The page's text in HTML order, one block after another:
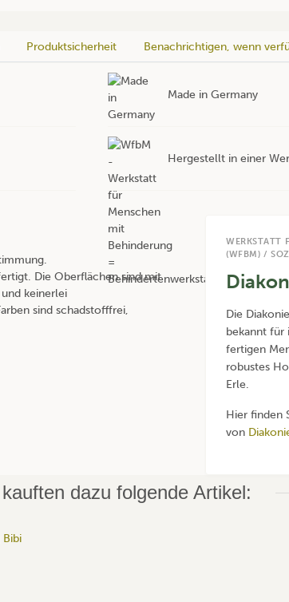
Produktsicherheit Benachrichtigen, wenn
Made in Germany
Hergestellt in einer
Die Oberflächen sind mit
keinerlei
sind schadstofffrei,
WERKSTATT
(WFBM) /
Die
bekannt für
fertigen
robustes
Erle.
Hier finden
von
dazu folgende Artikel: